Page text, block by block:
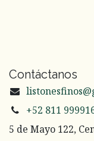
Contáctanos
+52 811
5 de Mayo 122,